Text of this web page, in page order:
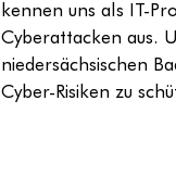
kennen uns als IT-
Cyberattacken aus.
niedersächsischen
Cyber-Risiken zu